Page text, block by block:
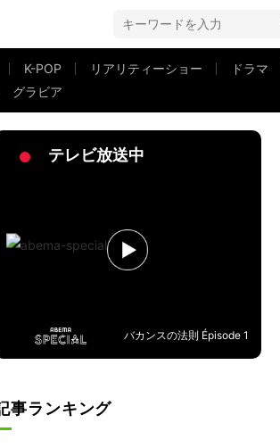
K-POP リアリティーショー
ドラマ
グラビア
「どんどん上達していますね」の声
テレビ放送中
バカンスの法則 Épisode 1
事ランキング